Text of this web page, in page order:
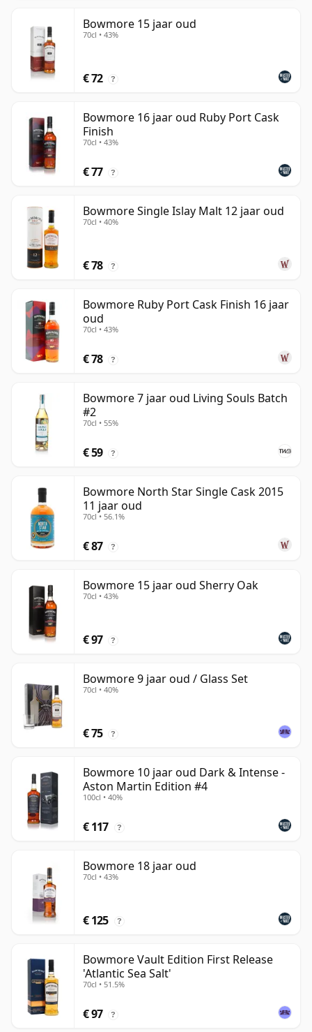
Bowmore 15 jaar oud
70cl • 43%
€ 72 ?
Bowmore 16 jaar oud Ruby Port Cask
Finish
70cl • 43%
€ 77 ?
Bowmore Single Islay Malt 12 jaar oud
70cl • 40%
€ 78 ?
Bowmore Ruby Port Cask Finish 16 jaar
oud
70cl • 43%
€ 78 ?
Bowmore 7 jaar oud Living Souls Batch
#2
70cl • 55%
€ 59 ?
Bowmore North Star Single Cask 2015
11 jaar oud
70cl • 56.1%
€ 87 ?
Bowmore 15 jaar oud Sherry Oak
70cl • 43%
€ 97 ?
Bowmore 9 jaar oud / Glass Set
70cl • 40%
€ 75 ?
Bowmore 10 jaar oud Dark & Intense -
Aston Martin Edition #4
100cl • 40%
€ 117 ?
Bowmore 18 jaar oud
70cl • 43%
€ 125 ?
Bowmore Vault Edition First Release
'Atlantic Sea Salt'
70cl • 51.5%
€ 97 ?